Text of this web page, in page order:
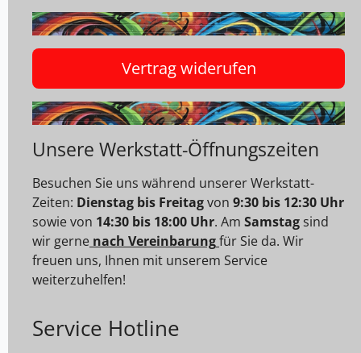
Vertrag widerufen
Unsere Werkstatt-Öffnungszeiten
Besuchen Sie uns während unserer Werkstatt-
Zeiten: Dienstag bis Freitagvon 9:30 bis 12:30 Uhr
sowie von 14:30 bis 18:00 Uhr. Am Samstag sind
wir gerne nach Vereinbarungfür Sie da. Wir
freuen uns, Ihnen mit unserem Service
weiterzuhelfen!
Service Hotline